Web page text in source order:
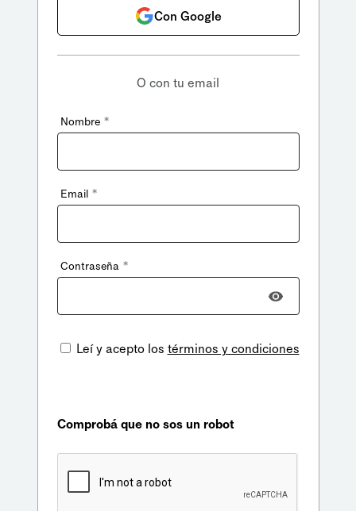
Con Google
O con tu email
Nombre *
Email *
Contraseña *
Leí y acepto los términos y condiciones
Comprobá que no sos un robot